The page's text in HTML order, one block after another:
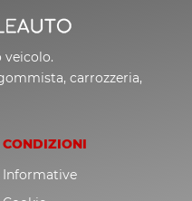
veicolo.
carrozzeria,
CONDIZIONI
Informative